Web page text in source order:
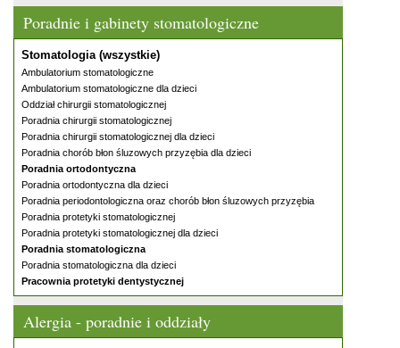
Poradnie i gabinety stomatologiczne
Stomatologia (wszystkie)
Ambulatorium stomatologiczne
Ambulatorium stomatologiczne dla dzieci
Oddział chirurgii stomatologicznej
Poradnia chirurgii stomatologicznej
Poradnia chirurgii stomatologicznej dla dzieci
Poradnia chorób błon śluzowych przyzębia dla dzieci
Poradnia ortodontyczna
Poradnia ortodontyczna dla dzieci
Poradnia periodontologiczna oraz chorób błon śluzowych przyzębia
Poradnia protetyki stomatologicznej
Poradnia protetyki stomatologicznej dla dzieci
Poradnia stomatologiczna
Poradnia stomatologiczna dla dzieci
Pracownia protetyki dentystycznej
Alergia - poradnie i oddziały